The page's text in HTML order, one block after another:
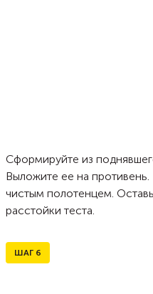
Сформируйте из
Выложите ее на противень.
чистым полотенцем.
расстойки теста.
ШАГ 6